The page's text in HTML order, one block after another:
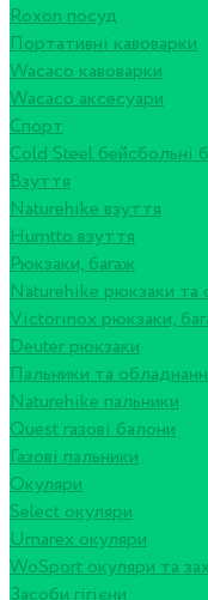
Roxon посуд
Портативні кавоварки
Wacaco кавоварки
Wacaco аксесуари
Спорт
Cold Steel бейсбольні
Взуття
Naturehike взуття
Humtto взуття
Рюкзаки, багаж
Naturehike рюкзаки та
Victorinox рюкзаки,
Deuter рюкзаки
Пальники та
Naturehike пальники
Quest газові балони
Газові пальники
Окуляри
Select окуляри
Umarex окуляри
WoSport окуляри та